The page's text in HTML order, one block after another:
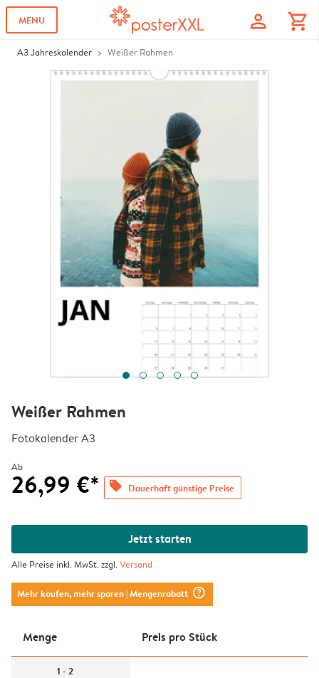
MENU profile shopping_cart
A3 Jahreskalender Weißer Rahmen
Weißer Rahmen
Fotokalender A3
Ab
26,99 €* offers Dauerhaft günstige Preise
Jetzt starten
Alle Preise inkl. MwSt. zzgl.Versand
Mehr kaufen, mehr sparen| Mengenrabatt question_mark_circle
Menge Preis pro Stück
1 - 2